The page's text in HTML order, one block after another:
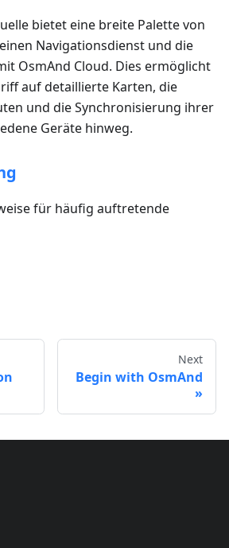
bietet eine breite Palette von
Navigationsdienst und die
OsmAnd Cloud. Dies ermöglicht
auf detaillierte Karten, die
und die Synchronisierung ihrer
Geräte hinweg.
für häufig auftretende
Next
Begin with OsmAnd